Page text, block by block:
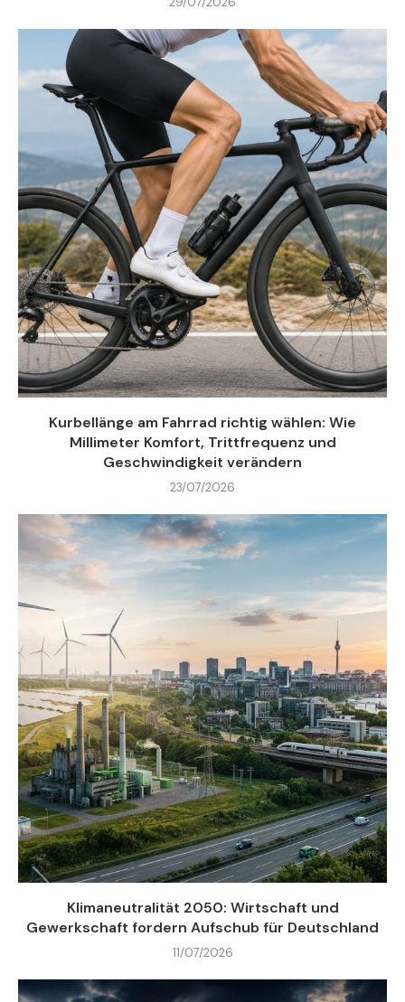
Kurbellänge am Fahrrad richtig wählen: Wie
Millimeter Komfort, Trittfrequenz und
Geschwindigkeit verändern
23/07/2026
Klimaneutralität 2050: Wirtschaft und
Gewerkschaft fordern Aufschub für Deutschland
11/07/2026